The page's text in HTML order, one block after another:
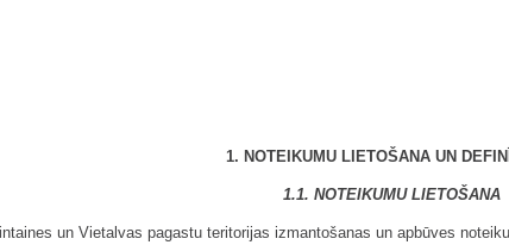
1. NOTEIKUMU LIETOŠANA UN
1.1. NOTEIKUMU LIETOŠANA
un Vietalvas pagastu teritorijas izmantošanas un apbūves